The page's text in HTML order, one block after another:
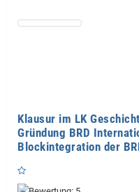
Klausur im LK
Gründung BRD
Blockintegration der